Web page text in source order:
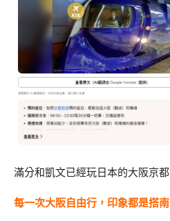
滿分和凱文已經玩日本的大阪京
每一次大阪自由行，印象都是搭